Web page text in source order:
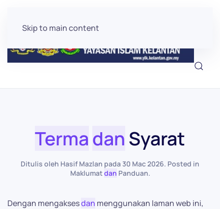
Skip to main content
TermadanSyarat
Ditulis oleh Hasif Mazlan pada 30 Mac 2026. Posted in
Maklumatdan Panduan.
Dengan mengaksesdan menggunakan laman web ini,